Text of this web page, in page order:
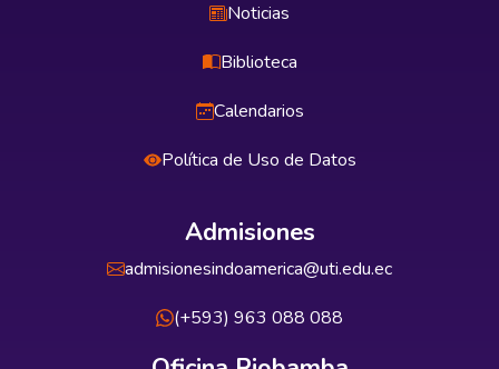
Noticias
Biblioteca
Calendarios
Política de Uso de Datos
Admisiones
admisionesindoamerica@uti.edu.ec
(+593) 963 088 088